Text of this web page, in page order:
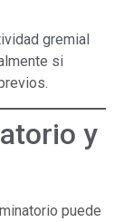
gremial
si
y
puede